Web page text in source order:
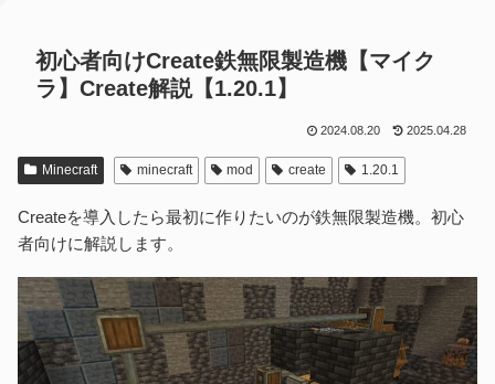
初心者向けCreate鉄無限製造機【マイク
ラ】Create解説【1.20.1】
2024.08.20 2025.04.28
Minecraft minecraft mod create 1.20.1
Createを導入したら最初に作りたいのが鉄無限製造機。初心
者向けに解説します。